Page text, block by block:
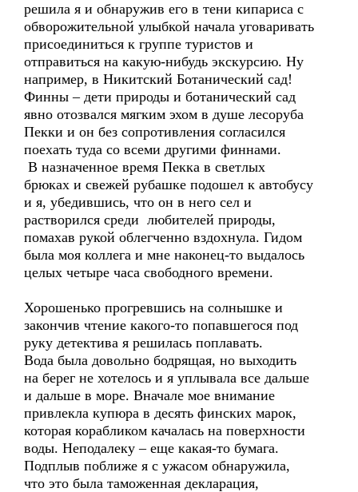
решила я и обнаружив его в тени кипариса с
обворожительной улыбкой начала уговаривать
присоединиться к группе туристов и
отправиться на какую-нибудь экскурсию. Ну
например, в Никитский Ботанический сад!
Финны – дети природы и ботанический сад
явно отозвался мягким эхом в душе лесоруба
Пекки и он без сопротивления согласился
поехать туда со всеми другими финнами.
В назначенное время Пекка в светлых
брюках и свежей рубашке подошел к автобусу
и я, убедившись, что он в него сел и
растворился среди любителей природы,
помахав рукой облегченно вздохнула. Гидом
была моя коллега и мне наконец-то выдалось
целых четыре часа свободного времени.
Хорошенько прогревшись на солнышке и
закончив чтение какого-то попавшегося под
руку детектива я решилась поплавать.
Вода была довольно бодрящая, но выходить
на берег не хотелось и я уплывала все дальше
и дальше в море. Вначале мое внимание
привлекла купюра в десять финских марок,
которая корабликом качалась на поверхности
воды. Неподалеку – еще какая-то бумага.
Подплыв поближе я с ужасом обнаружила,
что это была таможенная декларация,